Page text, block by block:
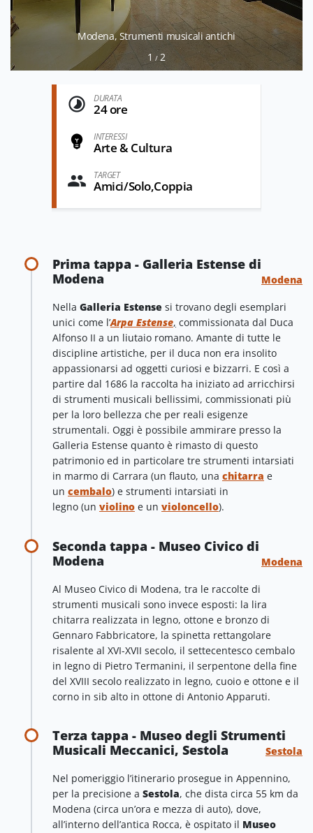
Modena, Strumenti musicali antichi
1 / 2
DURATA
24 ore
INTERESSI
Arte & Cultura
TARGET
Amici/Solo,Coppia
Prima tappa - Galleria Estense di
Modena
Modena
Nella Galleria Estense si trovano degli esemplari
unici come l’Arpa Estense, commissionata dal Duca
Alfonso II a un liutaio romano. Amante di tutte le
discipline artistiche, per il duca non era insolito
appassionarsi ad oggetti curiosi e bizzarri. E così a
partire dal 1686 la raccolta ha iniziato ad arricchirsi
di strumenti musicali bellissimi, commissionati più
per la loro bellezza che per reali esigenze
strumentali. Oggi è possibile ammirare presso la
Galleria Estense quanto è rimasto di questo
patrimonio ed in particolare tre strumenti intarsiati
in marmo di Carrara (un flauto, una chitarra e
un cembalo) e strumenti intarsiati in
legno (un violino e un violoncello).
Seconda tappa - Museo Civico di
Modena
Modena
Al Museo Civico di Modena, tra le raccolte di
strumenti musicali sono invece esposti: la lira
chitarra realizzata in legno, ottone e bronzo di
Gennaro Fabbricatore, la spinetta rettangolare
risalente al XVI-XVII secolo, il settecentesco cembalo
in legno di Pietro Termanini, il serpentone della fine
del XVIII secolo realizzato in legno, cuoio e ottone e il
corno in sib alto in ottone di Antonio Apparuti.
Terza tappa - Museo degli Strumenti
Musicali Meccanici, Sestola
Sestola
Nel pomeriggio l’itinerario prosegue in Appennino,
per la precisione a Sestola, che dista circa 55 km da
Modena (circa un’ora e mezza di auto), dove,
all’interno dell’antica Rocca, è ospitato il Museo